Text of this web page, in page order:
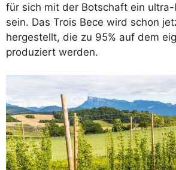
für sich mit der Botschaft ein ultra-
sein. Das Trois Bece wird schon
hergestellt, die zu 95% auf dem
produziert werden.